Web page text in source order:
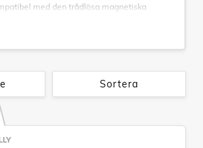
med den trådlösa magnetiska
lite kraftigare design för att undvika
vid fall.
baskida och mjuka kanter.
Sortera